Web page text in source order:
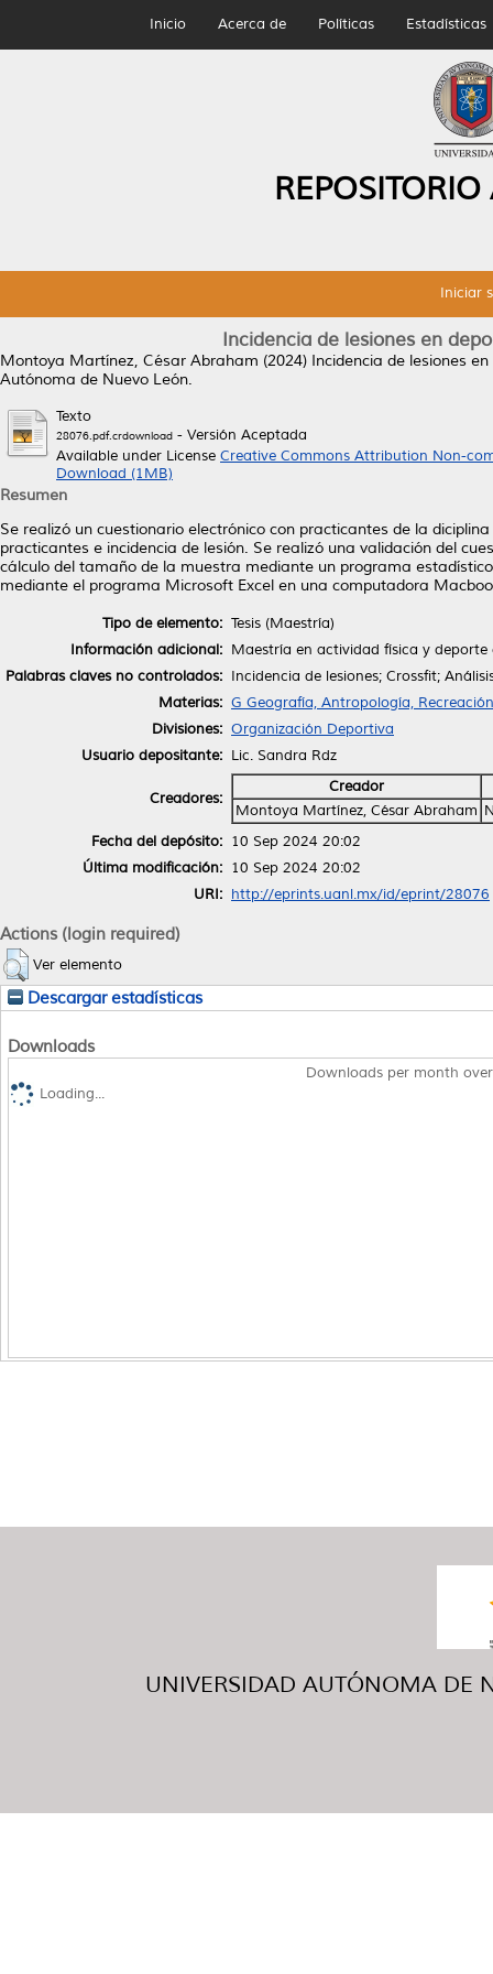
Inicio Acerca de Políticas Estadísticas
Iniciar
Incidencia de lesiones en
Montoya Martínez, César Abraham (2024) Incidencia de lesiones
Autónoma de Nuevo León.
Texto
28076.pdf.crdownload - Versión Aceptada
Available under License Creative Commons Attribution Non-
Download (1MB)
Resumen
Se realizó un cuestionario electrónico con practicantes de la
practicantes e incidencia de lesión. Se realizó una validación del
cálculo del tamaño de la muestra mediante un programa
mediante el programa Microsoft Excel en una computadora
Tipo de elemento: Tesis (Maestría)
Información adicional: Maestría en actividad física y
Palabras claves no controlados: Incidencia de lesiones; Crossfit;
Materias: G Geografía, Antropología,
Divisiones: Organización Deportiva
Usuario depositante: Lic. Sandra Rdz
Creadores:
Creador
Montoya Martínez, César Abraham
Fecha del depósito: 10 Sep 2024 20:02
Última modificación: 10 Sep 2024 20:02
URI: http://eprints.uanl.mx/id/eprint/28076
Actions (login required)
Ver elemento
Descargar estadísticas
Downloads
Downloads per month
Loading...
UNIVERSIDAD AUTÓNOMA DE